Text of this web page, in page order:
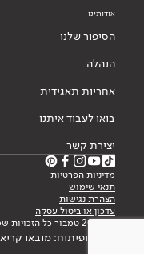
אודותינו
הסיפור שלנו
הנהלה
אחריות תאגידית
בואו לעבוד איתנו
יצירת קשר
מדיניות הפרטיות
תנאי שימוש
הצהרת נגישות
עדכון או ביטול עסקה
© 2026 טמבור כל הזכויות שמורות
עיצוב ופיתוח: מובאו